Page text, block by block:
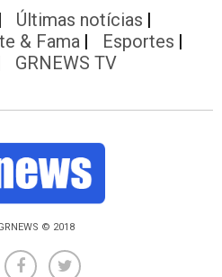
Últimas notícias
& Fama
Esportes
GRNEWS TV
© 2018